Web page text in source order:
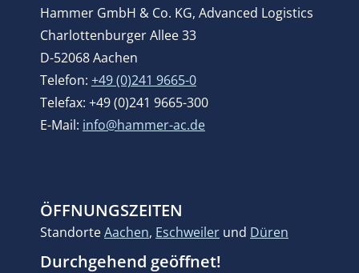
Hammer GmbH & Co. KG, Advanced Logistics
Charlottenburger Allee 33
D-52068 Aachen
Telefon: +49 (0)241 9665-0
Telefax: +49 (0)241 9665-300
E-Mail: info@hammer-ac.de
ÖFFNUNGSZEITEN
StandorteAachen, Eschweiler und Düren
Durchgehend geöffnet!